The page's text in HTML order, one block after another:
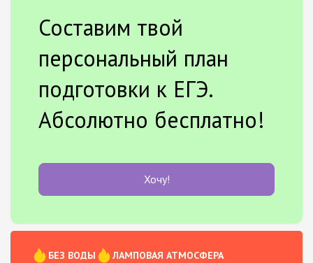
Составим твой
персональный план
подготовки к ЕГЭ.
Абсолютно бесплатно!
Хочу!
БЕЗ ВОДЫ
ЛАМПОВАЯ АТМОСФЕРА